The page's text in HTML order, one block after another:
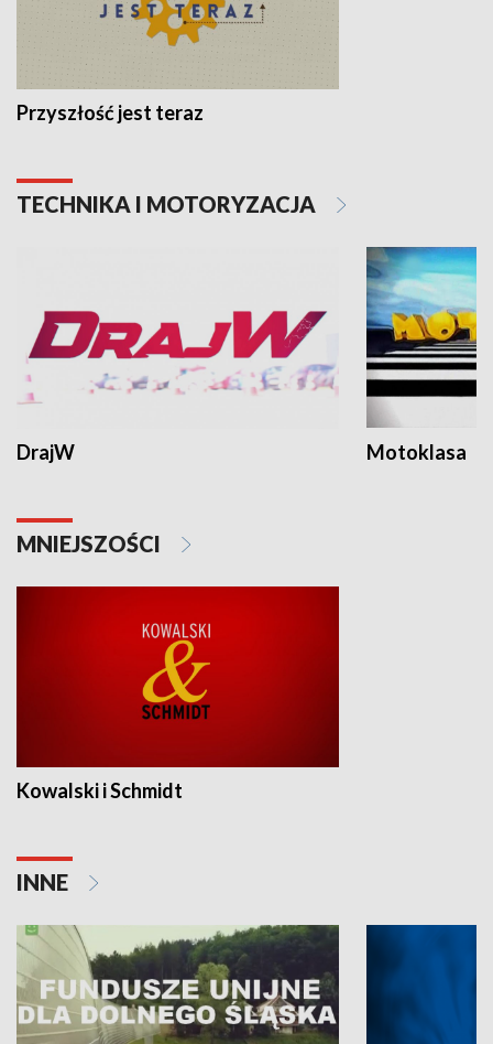
Przyszłość jest teraz
TECHNIKA I MOTORYZACJA
DrajW Motoklasa
MNIEJSZOŚCI
Kowalski i Schmidt
INNE